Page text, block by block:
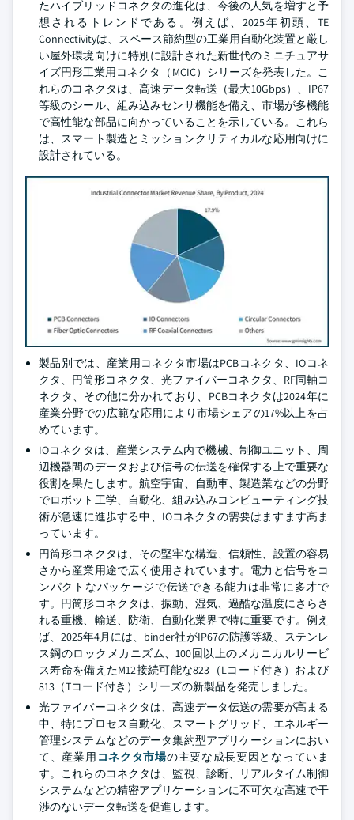
たハイブリッドコネクタの進化は、今後の人気を増すと予
想されるトレンドである。例えば、2025年初頭、TE
Connectivityは、スペース節約型の工業用自動化装置と厳し
い屋外環境向けに特別に設計された新世代のミニチュアサ
イズ円形工業用コネクタ（MCIC）シリーズを発表した。こ
れらのコネクタは、高速データ転送（最大10Gbps）、IP67
等級のシール、組み込みセンサ機能を備え、市場が多機能
で高性能な部品に向かっていることを示している。これら
は、スマート製造とミッションクリティカルな応用向けに
設計されている。
製品別では、産業用コネクタ市場はPCBコネクタ、IOコネ
クタ、円筒形コネクタ、光ファイバーコネクタ、RF同軸コ
ネクタ、その他に分かれており、PCBコネクタは2024年に
産業分野での広範な応用により市場シェアの17%以上を占
めています。
IOコネクタは、産業システム内で機械、制御ユニット、周
辺機器間のデータおよび信号の伝送を確保する上で重要な
役割を果たします。航空宇宙、自動車、製造業などの分野
でロボット工学、自動化、組み込みコンピューティング技
術が急速に進歩する中、IOコネクタの需要はますます高ま
っています。
円筒形コネクタは、その堅牢な構造、信頼性、設置の容易
さから産業用途で広く使用されています。電力と信号をコ
ンパクトなパッケージで伝送できる能力は非常に多才で
す。円筒形コネクタは、振動、湿気、過酷な温度にさらさ
れる重機、輸送、防衛、自動化業界で特に重要です。例え
ば、2025年4月には、binder社がIP67の防護等級、ステンレ
ス鋼のロックメカニズム、100回以上のメカニカルサービ
ス寿命を備えたM12接続可能な823（Lコード付き）および
813（Tコード付き）シリーズの新製品を発売しました。
光ファイバーコネクタは、高速データ伝送の需要が高まる
中、特にプロセス自動化、スマートグリッド、エネルギー
管理システムなどのデータ集約型アプリケーションにおい
て、産業用 コネクタ市場の主要な成長要因となっていま
す。これらのコネクタは、監視、診断、リアルタイム制御
システムなどの精密アプリケーションに不可欠な高速で干
渉のないデータ転送を促進します。